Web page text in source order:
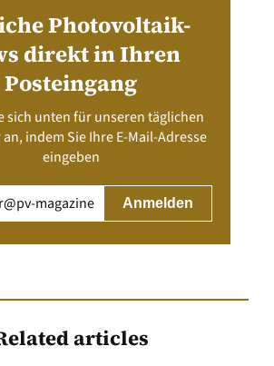
Photovoltaik-
direkt in Ihren
Posteingang
sich unten für unseren täglichen
indem Sie Ihre E-Mail-Adresse
eingeben
articles